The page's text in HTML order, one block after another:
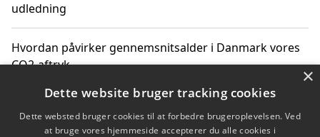
udledning
Hvordan påvirker gennemsnitsalder i Danmark vores
CO2-aftryk
Hvordan nyheder om CO2-udledning påvirker vores
hverdag
×
Dette website bruger tracking cookies
Dette websted bruger cookies til at forbedre brugeroplevelsen. Ved
at bruge vores hjemmeside accepterer du alle cookies i